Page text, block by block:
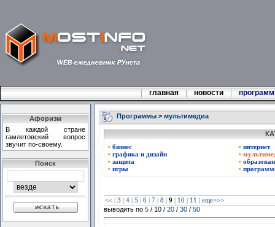
главная новости
Афоризм
В каждой стране
гамлетовский вопрос
звучит по-своему.
Поиск
Программы> мультимедиа
• бизнес
• графика и дизайн
• защита
• игры
• интернет
•
•
•
<<| 3 4 5 6 7 8 9 10 11 еще>>>
выводить по 5/ 10 / 20/ 30/ 50